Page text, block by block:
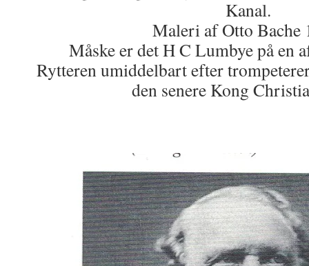
Kanal.
Maleri af Otto Bache
Måske er det H C Lumbye på en
Rytteren umiddelbart efter
den senere Kong